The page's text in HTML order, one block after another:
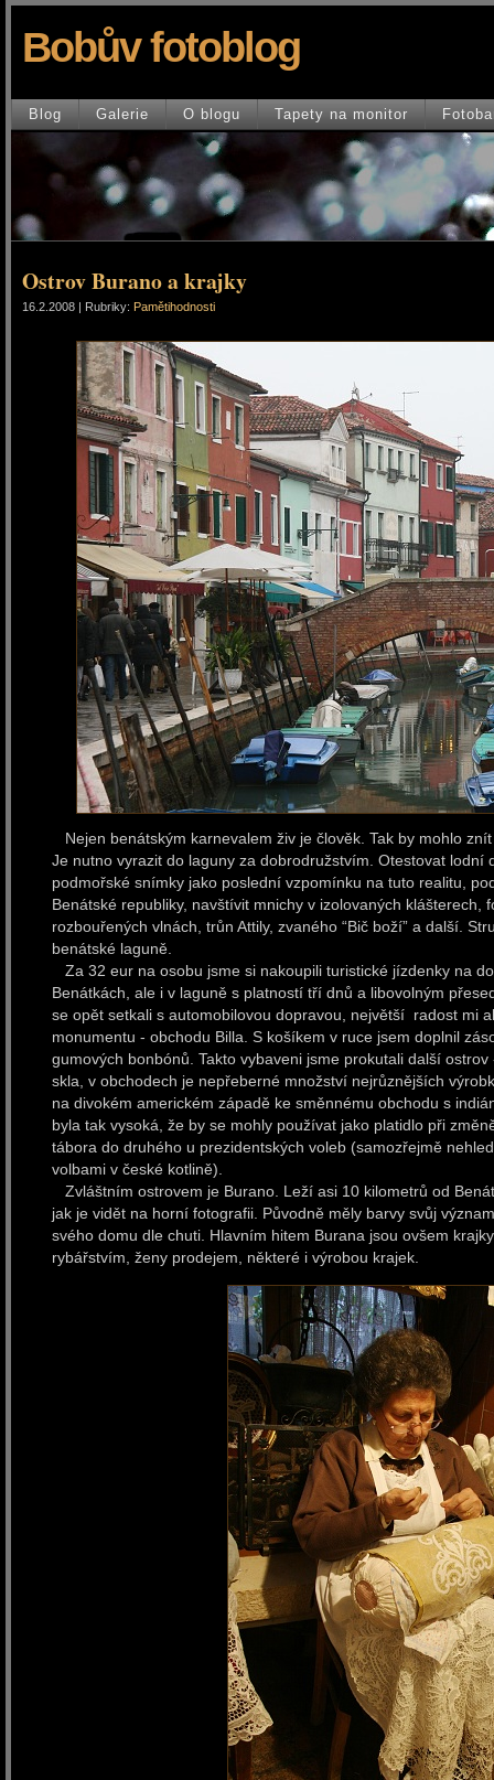
Bobův fotoblog
Blog Galerie O blogu Tapety na monitor
Ostrov Burano a krajky
16.2.2008 | Rubriky: Pamětihodnosti
Nejen benátským karnevalem živ je člověk. Tak by mohlo
Je nutno vyrazit do laguny za dobrodružstvím. Otestovat lodní
podmořské snímky jako poslední vzpomínku na tuto realitu,
Benátské republiky, navštívit mnichy v izolovaných klášterech,
rozbouřených vlnách, trůn Attily, zvaného “Bič boží” a další.
benátské laguně.
Za 32 eur na osobu jsme si nakoupili turistické jízdenky na
Benátkách, ale i v laguně s platností tří dnů a libovolným
se opět setkali s automobilovou dopravou, největší radost mi
monumentu - obchodu Billa. S košíkem v ruce jsem doplnil
gumových bonbónů. Takto vybaveni jsme prokutali další
skla, v obchodech je nepřeberné množství nejrůznějších
na divokém americkém západě ke směnnému obchodu s
byla tak vysoká, že by se mohly používat jako platidlo při
tábora do druhého u prezidentských voleb (samozřejmě
volbami v české kotlině).
Zvláštním ostrovem je Burano. Leží asi 10 kilometrů od
jak je vidět na horní fotografii. Původně měly barvy svůj
svého domu dle chuti. Hlavním hitem Burana jsou ovšem
rybářstvím, ženy prodejem, některé i výrobou krajek.